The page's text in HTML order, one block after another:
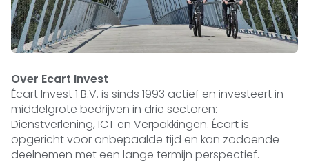
Over Ecart Invest
Écart Invest 1 B.V. is sinds 1993 actief en investeert in
middelgrote bedrijven in drie sectoren:
Dienstverlening, ICT en Verpakkingen. Écart is
opgericht voor onbepaalde tijd en kan zodoende
deelnemen met een lange termijn perspectief.